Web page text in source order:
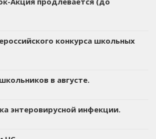
конкурса школьных
в августе.
энтеровирусной инфекции.